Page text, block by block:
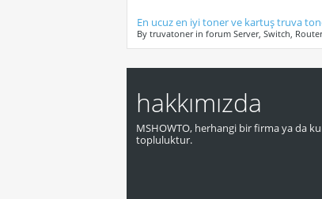
En ucuz en iyi toner ve kartuş truva
By truvatoner in forum Server, Switch, Router
hakkımızda
MSHOWTO, herhangi bir firma ya da
topluluktur.